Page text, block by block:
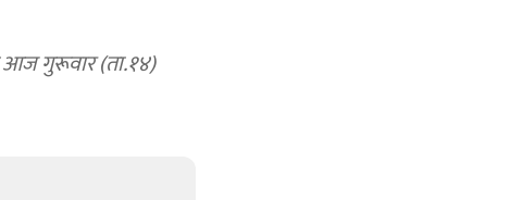
आज गुरूवार (ता.१४)